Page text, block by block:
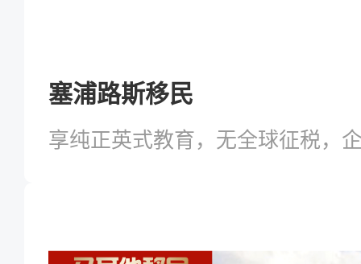
塞浦路斯移民
享纯正英式教育，无全球征税，